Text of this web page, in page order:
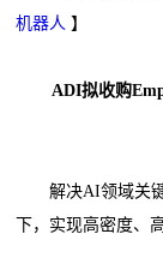
机器人 】
ADI拟收购
解决AI领域关键
下，实现高密度、